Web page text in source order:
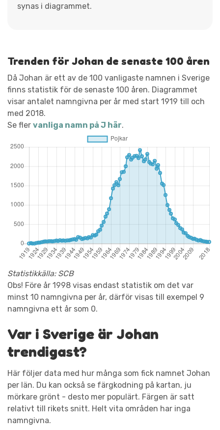
synas i diagrammet.
Trenden för Johan de senaste 100 åren
Då Johan är ett av de 100 vanligaste namnen i Sverige
finns statistik för de senaste 100 åren. Diagrammet
visar antalet namngivna per år med start 1919 till och
med 2018.
Se fler vanliga namn på J här.
Statistikkälla: SCB
Obs! Före år 1998 visas endast statistik om det var
minst 10 namngivna per år, därför visas till exempel 9
namngivna ett år som 0.
Var i Sverige är Johan
trendigast?
Här följer data med hur många som fick namnet Johan
per län. Du kan också se färgkodning på kartan, ju
mörkare grönt - desto mer populärt. Färgen är satt
relativt till rikets snitt. Helt vita områden har inga
namngivna.